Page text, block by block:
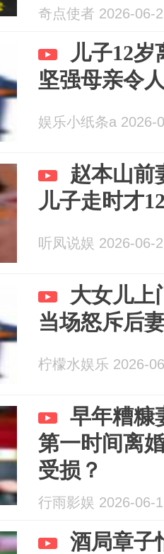
奇点使者 2026-06-
儿子12
坚强母亲令
娱乐小纸条a 2026-
赵本山前
儿子走时才
听凤说娱 2026-06-
大女儿上
当场怒斥后
柠檬水娱乐 2026-
早年糟糠
第一时间离
受损？
行雨影娱 2026-06-
酒局章子